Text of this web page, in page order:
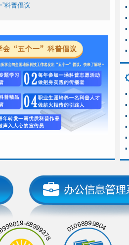
科普倡议
▪
▪
▪
▪
▪
▪
▪
▪
▪
▪
▪
68999378 01068999804